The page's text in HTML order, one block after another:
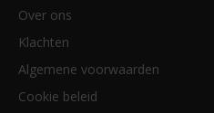
Over ons
Klachten
Algemene voorwaarden
Cookie beleid